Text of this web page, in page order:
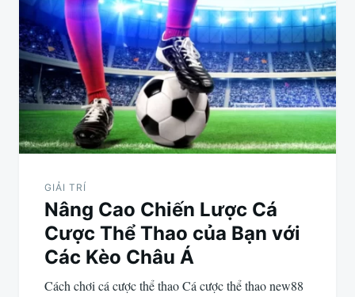
hướng
bài
viết
GIẢI TRÍ
Nâng Cao Chiến Lược Cá
Cược Thể Thao của Bạn với
Các Kèo Châu Á
Cách chơi cá cược thể thao Cá cược thể thao new88